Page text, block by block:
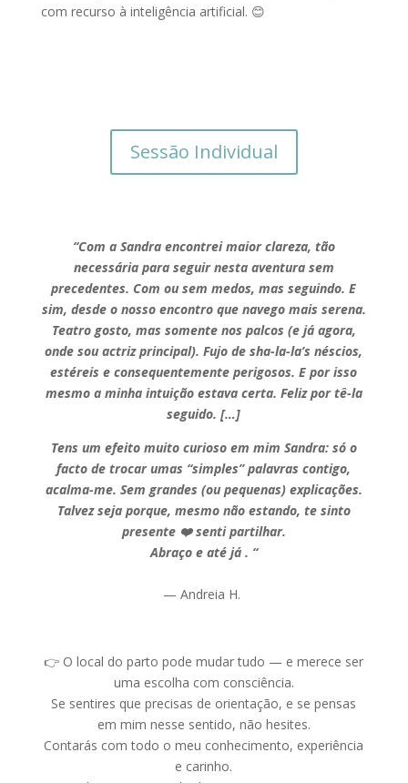
com recurso à inteligência artificial. 😊
Sessão Individual
“Com a Sandra encontrei maior clareza, tão
necessária para seguir nesta aventura sem
precedentes. Com ou sem medos, mas seguindo. E
sim, desde o nosso encontro que navego mais serena.
Teatro gosto, mas somente nos palcos (e já agora,
onde sou actriz principal). Fujo de sha-la-la’s néscios,
estéreis e consequentemente perigosos. E por isso
mesmo a minha intuição estava certa. Feliz por tê-la
seguido. […]
Tens um efeito muito curioso em mim Sandra: só o
facto de trocar umas “simples” palavras contigo,
acalma-me. Sem grandes (ou pequenas) explicações.
Talvez seja porque, mesmo não estando, te sinto
presente ❤️ senti partilhar.
Abraço e até já . “
— Andreia H.
👉 O local do parto pode mudar tudo — e merece ser
uma escolha com consciência.
Se sentires que precisas de orientação, e se pensas
em mim nesse sentido, não hesites.
Contarás com todo o meu conhecimento, experiência
e carinho.